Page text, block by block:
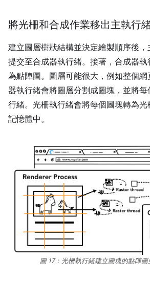
將光柵和合成作業移出主執行
建立圖層樹狀結構並決定繪製順序後
提交至合成器執行緒。接著，合成器
為點陣圖。圖層可能很大，例如整個
器執行緒會將圖層分割成圖塊，並將
行緒。光柵執行緒會將每個圖塊轉為光
記憶體中。
圖 17：光柵執行緒建立圖塊的點陣圖